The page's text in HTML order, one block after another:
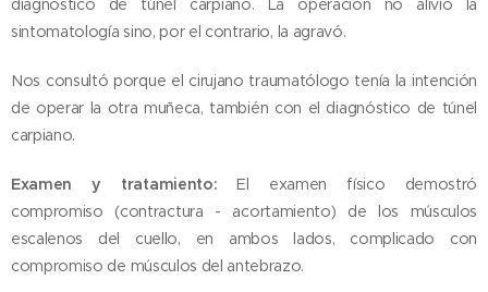
diagnóstico de túnel carpiano. La operación no alivió la
sintomatología sino, por el contrario, la agravó.
Nos consultó porque el cirujano traumatólogo tenía la intención
de operar la otra muñeca, también con el diagnóstico de túnel
carpiano.
Examen y tratamiento:El examen físico demostró
compromiso (contractura - acortamiento) de los músculos
escalenos del cuello, en ambos lados, complicado con
compromiso de músculos del antebrazo.